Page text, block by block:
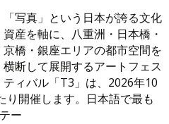
「写真」という日本が誇る文化
資産を軸に、八重洲・日本橋・
京橋・銀座エリアの都市空間を
横断して展開するアートフェス
ティバル「T3」は、2026年10
り開催します。日本語で最も
ー